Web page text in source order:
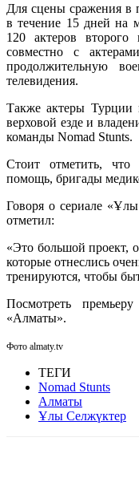
Для сцены сражения в
в течение 15 дней на
120 актеров
совместно с
продолжительную
телевидения.
Также актеры Турции
верховой езде и
команды Nomad Stunts.
Стоит отметить,
помощь, бригады
Говоря о сериале
отметил:
«Это большой проект,
которые отнеслись
тренируются, чтобы
Посмотреть
«Алматы».
Фото almaty.tv
ТЕГИ
Nomad Stunts
Алматы
Ұлы Селжүктер